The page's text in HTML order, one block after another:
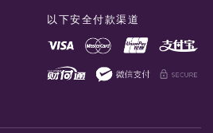
以下安全付款渠道